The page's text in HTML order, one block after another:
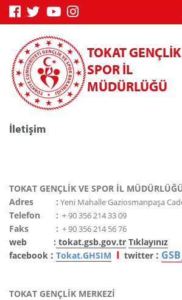
TOKAT
SPOR İL
MÜDÜRLÜĞÜ
İletişim
TOKAT GENÇLİK VE SPOR İL
Adres
: Yeni Mahalle Gaziosmanpaşa
Telefon : + 90 356 214 33 09
Faks : + 90 356 214 56 76
web : tokat.gsb.gov.tr Tıklayınız
facebook : Tokat.GHSIM I twitter :
TOKAT GENÇLİK MERKEZİ
Kredi/Yurt E-Ödeme